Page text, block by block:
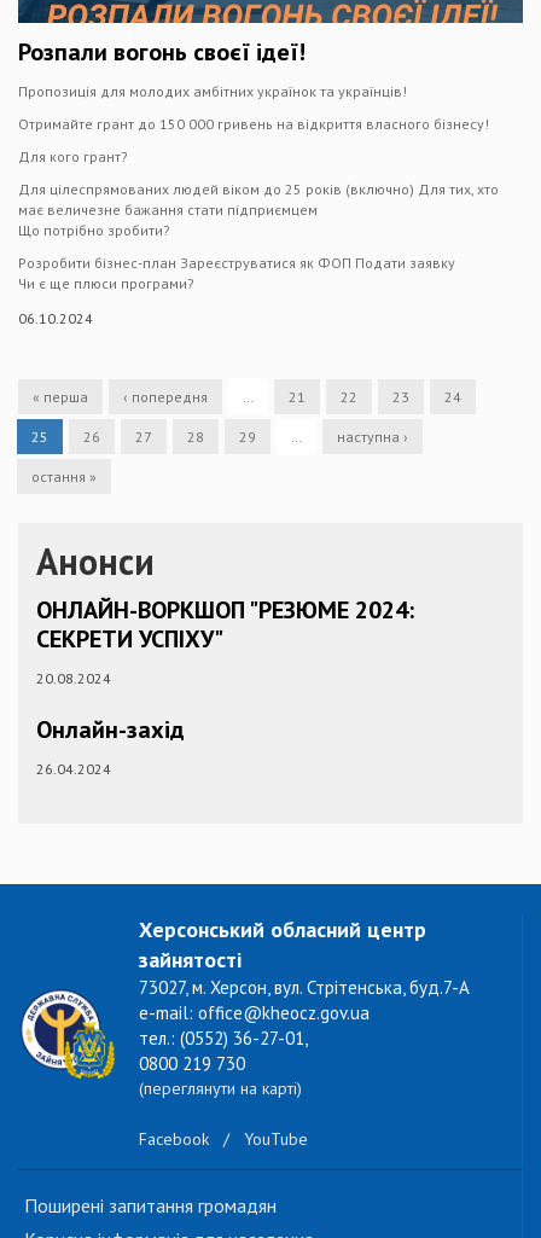
Розпали вогонь своєї ідеї!
Пропозиція для молодих амбітних українок та українців!
Отримайте грант до 150 000 гривень на відкриття власного бізнесу!
Для кого грант?
Для цілеспрямованих людей віком до 25 років (включно) Для тих, хто
має величезне бажання стати підприємцем
Що потрібно зробити?
Розробити бізнес-план Зареєструватися як ФОП Подати заявку
Чи є ще плюси програми?
06.10.2024
« перша ‹ попередня 21 22 23 24
25 26 27 28 29 наступна ›
остання »
Анонси
ОНЛАЙН-ВОРКШОП "РЕЗЮМЕ 2024:
СЕКРЕТИ УСПІХУ"
20.08.2024
Онлайн-захід
26.04.2024
Херсонський обласний центр
зайнятості
73027, м. Херсон, вул. Стрітенська, буд.7-А
e-mail: office@kheocz.gov.ua
тел.: (0552) 36-27-01,
0800 219 730
(переглянути на карті)
Facebook / YouTube
Поширені запитання громадян